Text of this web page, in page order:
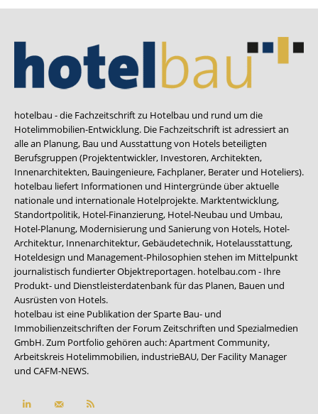
hotelbau - die Fachzeitschrift zu Hotelbau und rund um die
Hotelimmobilien-Entwicklung. Die Fachzeitschrift ist adressiert an
alle an Planung, Bau und Ausstattung von Hotels beteiligten
Berufsgruppen (Projektentwickler, Investoren, Architekten,
Innenarchitekten, Bauingenieure, Fachplaner, Berater und Hoteliers).
hotelbau liefert Informationen und Hintergründe über aktuelle
nationale und internationale Hotelprojekte. Marktentwicklung,
Standortpolitik, Hotel-Finanzierung, Hotel-Neubau und Umbau,
Hotel-Planung, Modernisierung und Sanierung von Hotels, Hotel-
Architektur, Innenarchitektur, Gebäudetechnik, Hotelausstattung,
Hoteldesign und Management-Philosophien stehen im Mittelpunkt
journalistisch fundierter Objektreportagen. hotelbau.com - Ihre
Produkt- und Dienstleisterdatenbank für das Planen, Bauen und
Ausrüsten von Hotels.
hotelbau ist eine Publikation der Sparte Bau- und
Immobilienzeitschriften der Forum Zeitschriften und Spezialmedien
GmbH. Zum Portfolio gehören auch:Apartment Community,
Arbeitskreis Hotelimmobilien, industrieBAU, Der Facility Manager
und CAFM-NEWS.